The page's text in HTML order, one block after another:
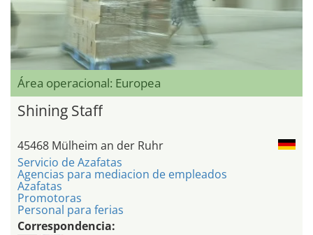
Área operacional: Europea
Shining Staff
45468 Mülheim an der Ruhr
Servicio de Azafatas
Agencias para mediacion de empleados
Azafatas
Promotoras
Personal para ferias
Correspondencia: